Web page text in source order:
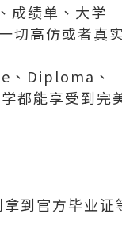
成绩单、大学
切高仿或者真
、Diploma、
都能享受到完
到官方毕业证